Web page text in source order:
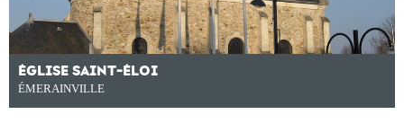
ÉGLISE SAINT-ÉLOI
ÉMERAINVILLE